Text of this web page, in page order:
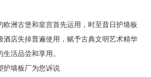
欧洲古堡和皇宫首先运用，时至昔日护墙板
酒店失掉普遍使用，赋予古典文明艺术精华
活品尝和享用。
护墙板厂为您诉说